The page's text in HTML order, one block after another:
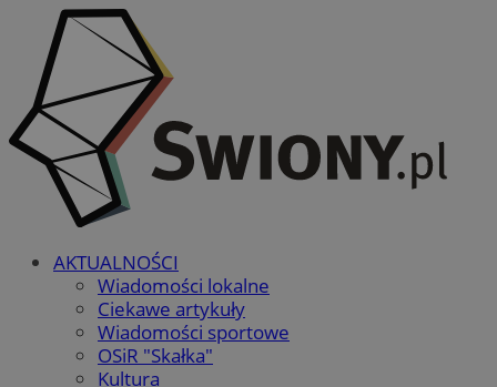
AKTUALNOŚCI
Wiadomości lokalne
Ciekawe artykuły
Wiadomości sportowe
OSiR "Skałka"
Kultura